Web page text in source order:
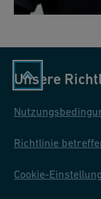
Unsere
Richtlinie
Cookie-